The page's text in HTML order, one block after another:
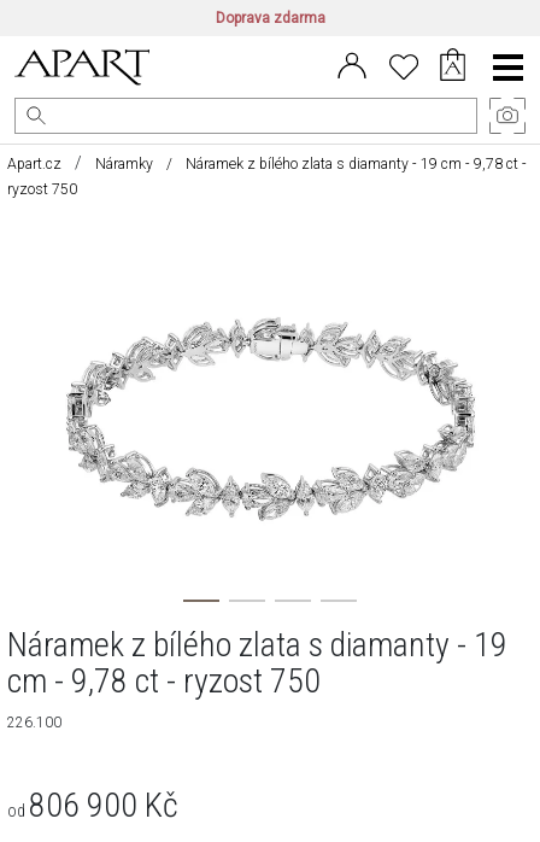
Doprava zdarma
CZ/CZK | EN/EUR PL/PLN
Main
Menu
Apart.cz Náramky
Náramek z bílého zlata s diamanty - 19 cm - 9,78 ct -
ryzost 750
Náramek z bílého zlata s diamanty - 19
cm - 9,78 ct - ryzost 750
226.100
od 806 900 Kč